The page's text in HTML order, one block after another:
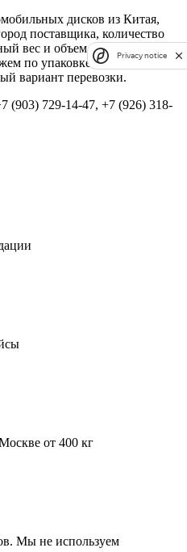
дисков из Китая,
поставщика, количество
вес и объем партии. Мы
по упаковке и документам,
вариант перевозки.
(903) 729-14-47, +7 (926) 318-
от 400 кг
Мы не используем
Privacy notice